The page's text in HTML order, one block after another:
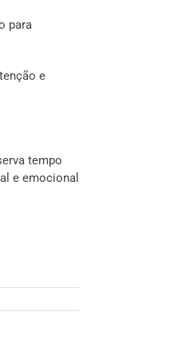
para
e
tempo
e emocional